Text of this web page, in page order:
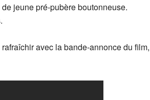
jeune pré-pubère boutonneuse.
avec la bande-annonce du film,